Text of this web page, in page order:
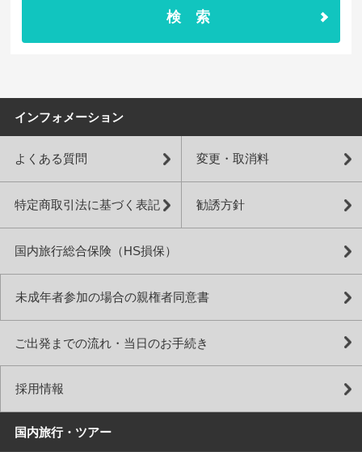
検索
インフォメーション
よくある質問 変更・取消料
特定商取引法に基づく表記 勧誘方針
国内旅行総合保険（HS損保）
未成年者参加の場合の親権者同意書
ご出発までの流れ・当日のお手続き
採用情報
国内旅行・ツアー